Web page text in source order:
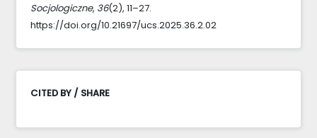
Socjologiczne, 36(2), 11–27.
https://doi.org/10.21697/ucs.2025.36.2.02
CITED BY / SHARE